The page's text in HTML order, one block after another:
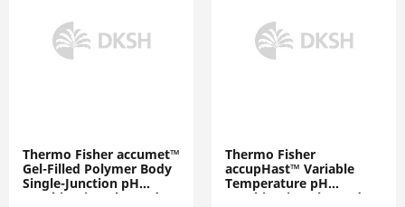
Thermo Fisher accumet™
Gel-Filled Polymer Body
Single-Junction pH
Combination Electrodes,
Thermo Fisher
accupHast™ Variable
Temperature pH
Combination Electrodes: